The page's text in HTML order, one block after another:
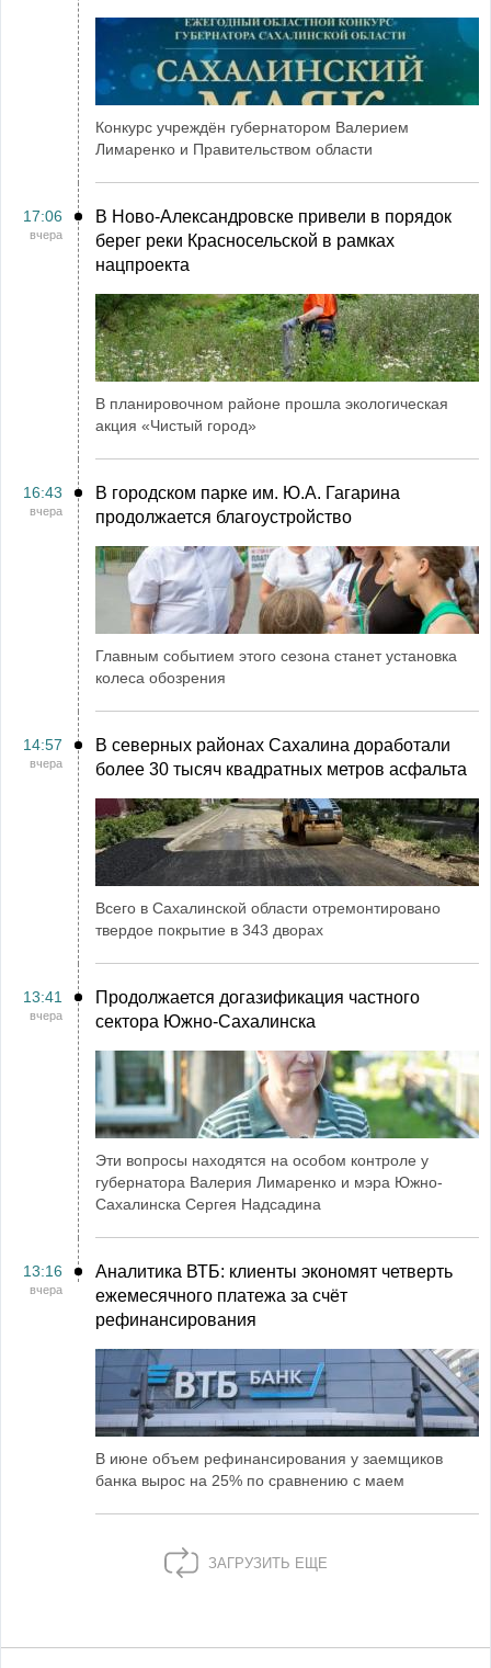
Конкурс учреждён губернатором Валерием
Лимаренко и Правительством области
17:06
вчера
В Ново-Александровске привели в порядок
берег реки Красносельской в рамках
нацпроекта
В планировочном районе прошла экологическая
акция «Чистый город»
16:43
вчера
В городском парке им. Ю.А. Гагарина
продолжается благоустройство
Главным событием этого сезона станет установка
колеса обозрения
14:57
вчера
В северных районах Сахалина доработали
более 30 тысяч квадратных метров асфальта
Всего в Сахалинской области отремонтировано
твердое покрытие в 343 дворах
13:41
вчера
Продолжается догазификация частного
сектора Южно-Сахалинска
Эти вопросы находятся на особом контроле у
губернатора Валерия Лимаренко и мэра Южно-
Сахалинска Сергея Надсадина
13:16
вчера
Аналитика ВТБ: клиенты экономят четверть
ежемесячного платежа за счёт
рефинансирования
В июне объем рефинансирования у заемщиков
банка вырос на 25% по сравнению с маем
ЗАГРУЗИТЬ ЕЩЕ